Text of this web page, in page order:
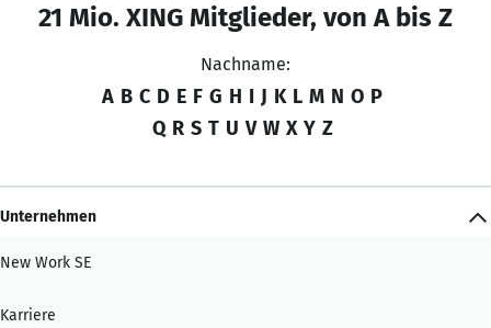
21 Mio. XING Mitglieder, von A bis Z
Nachname:
A B C D E F G H I J K L M N O P
Q R S T U V W X Y Z
Unternehmen
New Work SE
Karriere